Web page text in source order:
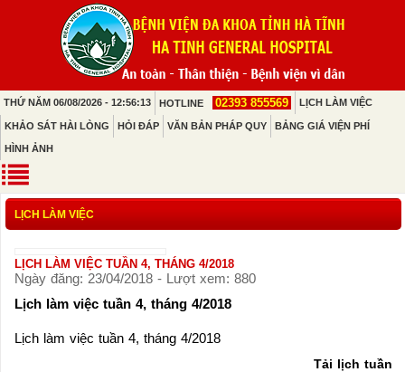
THỨ NĂM 06/08/2026 - 12:56:13 HOTLINE 02393 855569 LỊCH LÀM VIỆC
KHẢO SÁT HÀI LÒNG HỎI ĐÁP VĂN BẢN PHÁP QUY BẢNG GIÁ VIỆN PHÍ
HÌNH ẢNH
LỊCH LÀM VIỆC
LỊCH LÀM VIỆC TUẦN 4, THÁNG 4/2018
Ngày đăng: 23/04/2018 - Lượt xem: 880
Lịch làm việc tuần 4, tháng 4/2018
Lịch làm việc tuần 4, tháng 4/2018
Tải lịch tuần